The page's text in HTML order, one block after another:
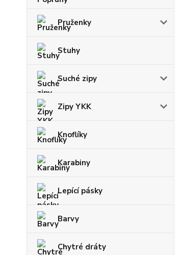
Pruženky
Stuhy
Suché zipy
Zipy YKK
Knoflíky
Karabiny
Lepící pásky
Barvy
Chytré dráty